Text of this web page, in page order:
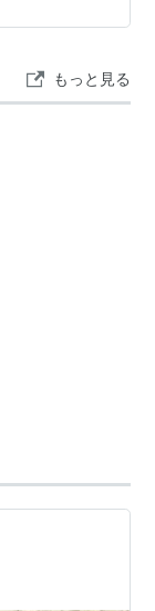
もっと見る